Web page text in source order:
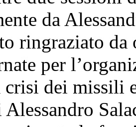
da
ringraziato
per
crisi dei missili